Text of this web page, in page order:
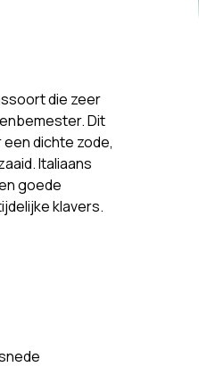
die zeer
Dit
dichte zode,
Italiaans
goede
klavers.